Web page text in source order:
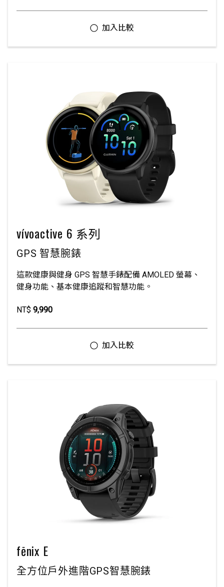
vívoactive 6 系列
GPS 智慧腕錶
這款健康與健身 GPS 智慧手錶配備 AMOLED 螢幕、
健身功能、基本健康追蹤和智慧功能。
NT$ 9,990
fēnix E
全方位戶外進階GPS智慧腕錶